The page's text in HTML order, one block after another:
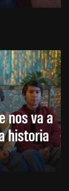
nos va a
historia